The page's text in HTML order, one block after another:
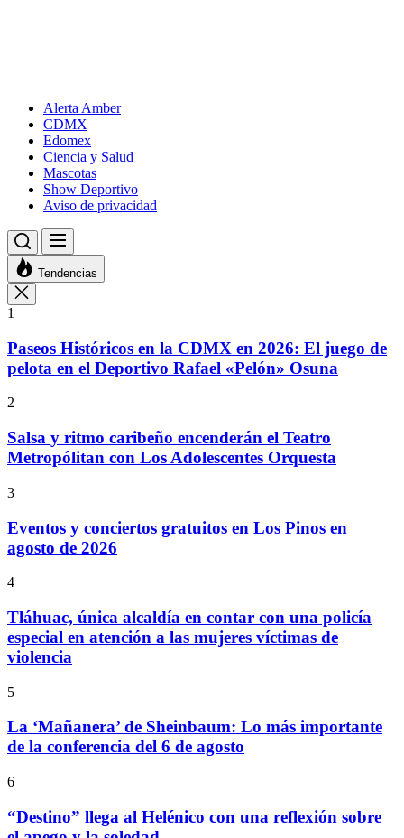
Alerta Amber
CDMX
Edomex
Ciencia y Salud
Mascotas
Show Deportivo
Aviso de privacidad
Tendencias
1
Paseos Históricos en la CDMX en 2026: El juego de
pelota en el Deportivo Rafael «Pelón» Osuna
2
Salsa y ritmo caribeño encenderán el Teatro
Metropólitan con Los Adolescentes Orquesta
3
Eventos y conciertos gratuitos en Los Pinos en
agosto de 2026
4
Tláhuac, única alcaldía en contar con una policía
especial en atención a las mujeres víctimas de
violencia
5
La ‘Mañanera’ de Sheinbaum: Lo más importante
de la conferencia del 6 de agosto
6
“Destino” llega al Helénico con una reflexión sobre